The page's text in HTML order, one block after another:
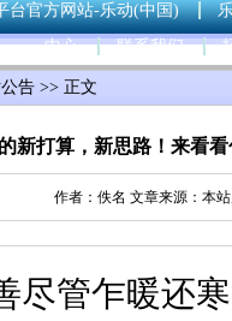
台官方网站-乐动(中国)
中心
联系我们
告 >> 正文
新打算，新思路！来看
作者：佚名 文章来源：本
尽管乍暖还